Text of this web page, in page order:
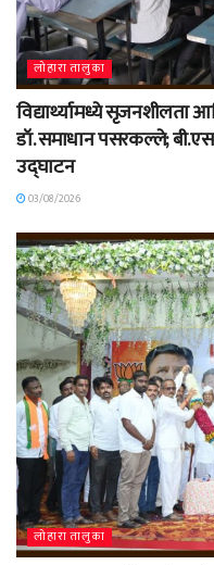
लोहारा तालुका
विद्यार्थ्यामध्ये सृजनशीलता
डॉ. समाधान पसरकल्ले;
उद्घाटन
03/08/2026
लोहारा तालुका